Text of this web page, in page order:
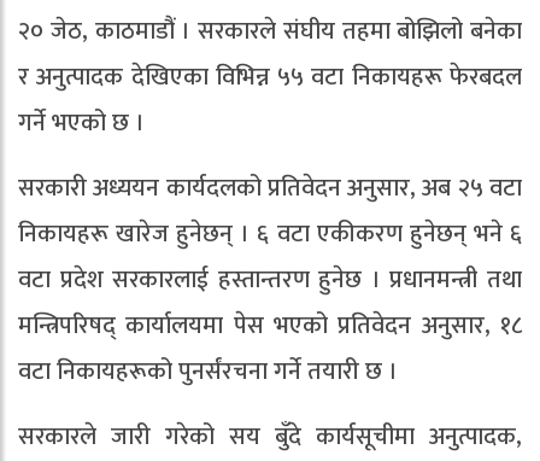
२० जेठ, काठमाडौं । सरकारले संघीय तहमा बोझिलो बनेका
र अनुत्पादक देखिएका विभिन्न ५५ वटा निकायहरू फेरबदल
गर्ने भएको छ ।
सरकारी अध्ययन कार्यदलको प्रतिवेदन अनुसार, अब २५ वटा
निकायहरू खारेज हुनेछन् । ६ वटा एकीकरण हुनेछन् भने ६
वटा प्रदेश सरकारलाई हस्तान्तरण हुनेछ । प्रधानमन्त्री तथा
मन्त्रिपरिषद् कार्यालयमा पेस भएको प्रतिवेदन अनुसार, १८
वटा निकायहरूको पुनर्संरचना गर्ने तयारी छ ।
सरकारले जारी गरेको सय बुँदे कार्यसूचीमा अनुत्पादक,